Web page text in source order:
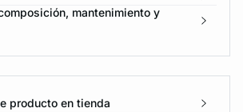
mantenimiento y
producto en tienda